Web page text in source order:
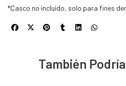
*Casco no incluído, solo para fines
También